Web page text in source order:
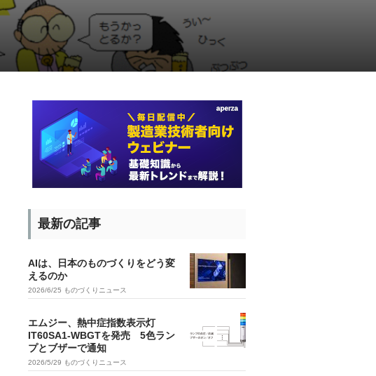
最新の記事
AIは、日本のものづくりをどう変
えるのか
2026/6/25 ものづくりニュース
エムジー、熱中症指数表示灯
IT60SA1-WBGTを発売 5色ラン
プとブザーで通知
2026/5/29 ものづくりニュース